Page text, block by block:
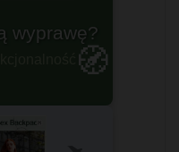
🧭
wyprawę?